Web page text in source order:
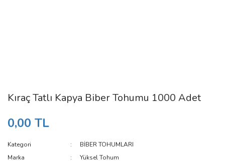
Kıraç Tatlı Kapya Biber Tohumu 1000 Adet
0,00 TL
Kategori
BİBER TOHUMLARI
Marka
Yüksel Tohum